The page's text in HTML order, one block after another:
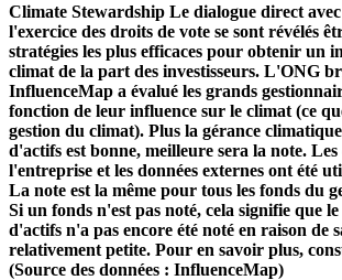
Climate Stewardship Le dialogue direct
l'exercice des droits de vote se sont révélés
stratégies les plus efficaces pour obtenir un
climat de la part des investisseurs. L'ONG
InfluenceMap a évalué les grands
fonction de leur influence sur le climat (ce
gestion du climat). Plus la gérance
d'actifs est bonne, meilleure sera la note. Les
l'entreprise et les données externes ont été
La note est la même pour tous les fonds du
Si un fonds n'est pas noté, cela signifie que
d'actifs n'a pas encore été noté en raison de
relativement petite. Pour en savoir plus,
(Source des données : InfluenceMap)